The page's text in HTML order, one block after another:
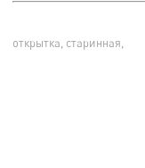
открытка, старинная,